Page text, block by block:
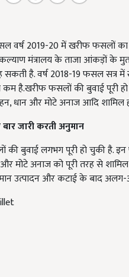
वर्ष 2019-20 में खरीफ फसलों का
मंत्रालय के ताजा आंकड़ों के
सकती है. वर्ष 2018-19 फसल
कम है.खरीफ फसलों की बुवाई पूरी
धान और मोटे अनाज आदि शामिल
जारी करती अनुमान
बुवाई लगभग पूरी हो चुकी है.
मोटे अनाज को पूरी तरह से
उत्पादन और कटाई के बाद